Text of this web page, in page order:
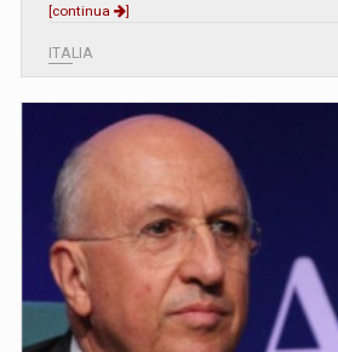
[continua ]
ITALIA